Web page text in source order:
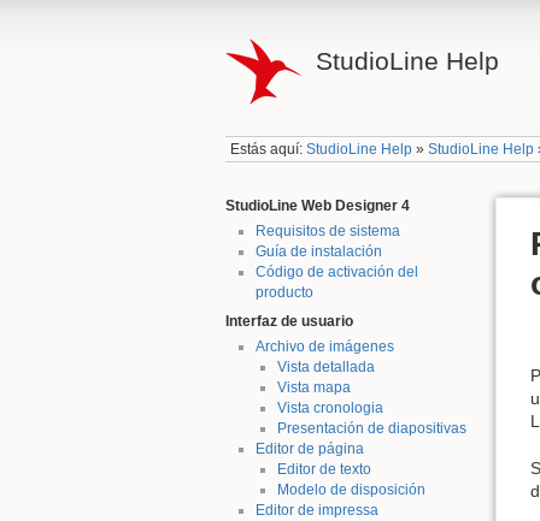
StudioLine Help
Estás aquí:StudioLine Help »StudioLine Help
StudioLine Web Designer 4
Requisitos de sistema
Guía de instalación
Código de activación del
producto
Interfaz de usuario
Archivo de imágenes
Vista detallada
Vista mapa
Vista cronologia
Presentación de diapositivas
Editor de página
Editor de texto
Modelo de disposición
Editor de impressa